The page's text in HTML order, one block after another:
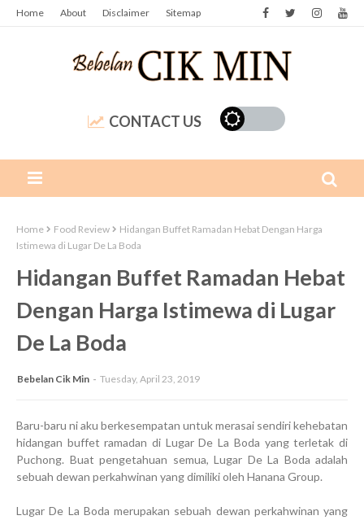
Home About Disclaimer Sitemap
CONTACT US
Home Food Review
Hidangan Buffet Ramadan Hebat Dengan Harga
Istimewa di Lugar De La Boda
Hidangan Buffet Ramadan Hebat
Dengan Harga Istimewa di Lugar
De La Boda
Bebelan Cik Min Tuesday, April 23, 2019
Baru-baru ni aku berkesempatan untuk merasai sendiri kehebatan
hidangan buffet ramadan di Lugar De La Boda yang terletak di
Puchong. Buat pengetahuan semua, Lugar De La Boda adalah
sebuah dewan perkahwinan yang dimiliki oleh Hanana Group.
Lugar De La Boda merupakan sebuah dewan perkahwinan yang